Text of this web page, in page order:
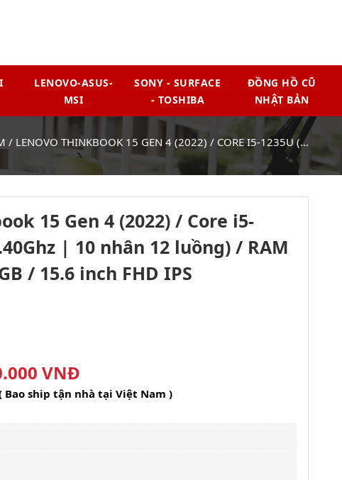
LENOVO-ASUS-
MSI
SONY - SURFACE
- TOSHIBA
ĐỒNG HỒ CŨ
NHẬT BẢN
/ LENOVO THINKBOOK 15 GEN 4 (2022) / CORE I5-1235U (...
15 Gen 4 (2022) / Core i5-
| 10 nhân 12 luồng) / RAM
/ 15.6 inch FHD IPS
VNĐ
Bao ship tận nhà tại Việt Nam )